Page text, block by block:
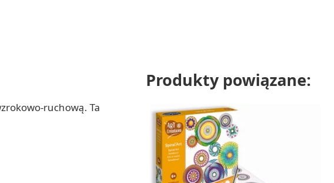
ruchową. Ta
Produkty powiązane: